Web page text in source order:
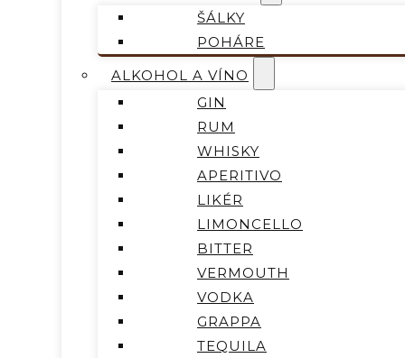
ŠÁLKY
POHÁRE
ALKOHOL A VÍNO
GIN
RUM
WHISKY
APERITIVO
LIKÉR
LIMONCELLO
BITTER
VERMOUTH
VODKA
GRAPPA
TEQUILA